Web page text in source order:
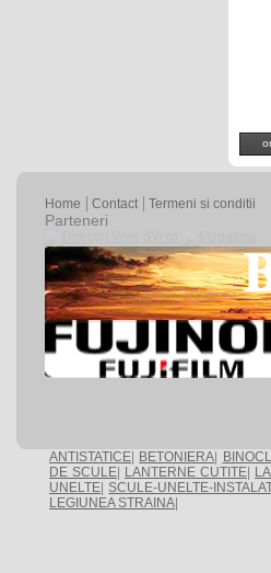
Home
Contact Termeni si conditii
Parteneri
ANTISTATICE| BETONIERA|
DE SCULE| LANTERNE CUTITE|
UNELTE| SCULE-UNELTE-
LEGIUNEA STRAINA|